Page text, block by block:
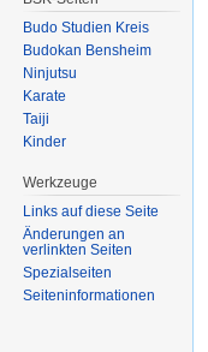
Budo Studien Kreis
Budokan Bensheim
Ninjutsu
Karate
Taiji
Kinder
Werkzeuge
Links auf diese Seite
Änderungen an
verlinkten Seiten
Spezialseiten
Seiten­informationen